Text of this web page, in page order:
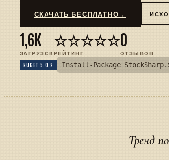
СКАЧАТЬ БЕСПЛАТНО →
1,6K
ЗАГРУЗОК
☆☆☆☆☆
РЕЙТИНГ
0
ОТЗЫВОВ
NUGET 5.0.2
Install-Package
Тренд